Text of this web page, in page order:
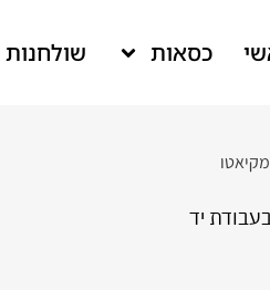
כסאות שולחנות
יד